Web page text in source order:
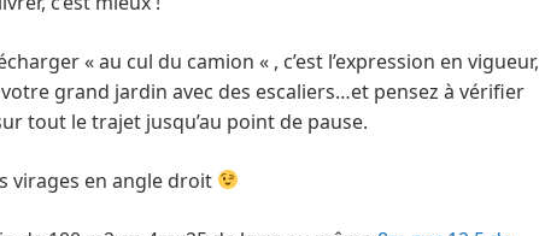
« au cul du camion « , c’est l’expression en vigueur,
grand jardin avec des escaliers…et pensez à vérifier
tout le trajet jusqu’au point de pause.
virages en angle droit